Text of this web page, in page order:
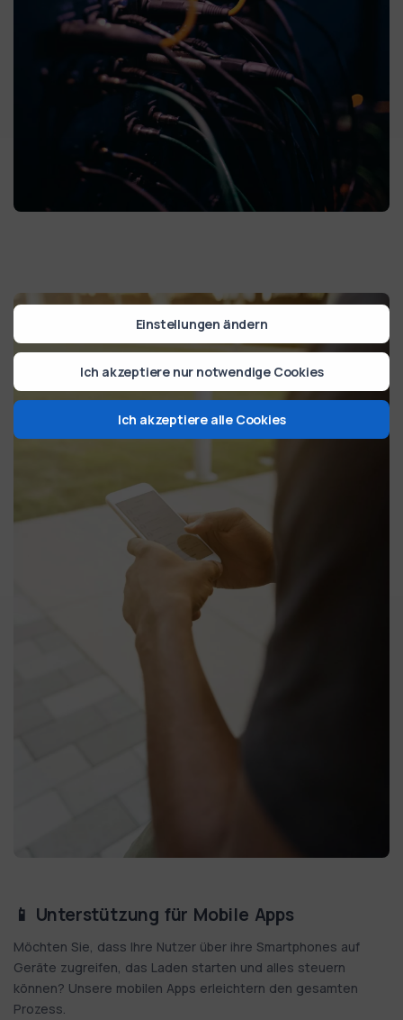
📱 Unterstützung für Mobile Apps
Möchten Sie, dass Ihre Nutzer über ihre Smartphones auf
Geräte zugreifen, das Laden starten und alles steuern
können? Unsere mobilen Apps erleichtern den gesamten
Prozess.
Einstellungen ändern
Ich akzeptiere nur notwendige Cookies
Ich akzeptiere alle Cookies